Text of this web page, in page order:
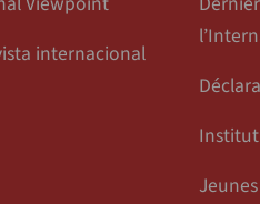
internacional
Jeunes